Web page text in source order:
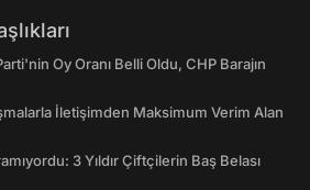
Oy Oranı Belli Oldu, CHP Barajın
İletişimden Maksimum Verim Alan
3 Yıldır Çiftçilerin Baş Belası